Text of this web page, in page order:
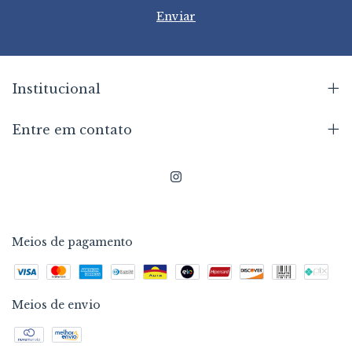
Institucional
Entre em contato
Meios de pagamento
Meios de envio